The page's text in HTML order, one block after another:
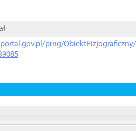
prng/ObiektFizjograficzny/